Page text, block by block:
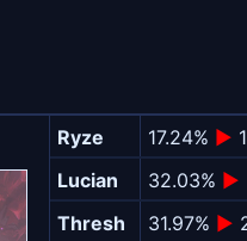
Ryze 17.24% ►
Lucian
32.03% ►
Thresh
31.97% ►